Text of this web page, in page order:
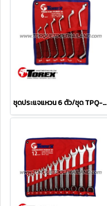
ชุดประแจแหวน 6 ตัว/ชุด TPQ-TRDRS6